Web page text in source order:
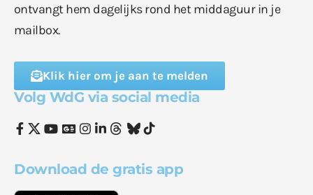
ontvangt hem dagelijks rond het middaguur in je
mailbox.
Klik hier om je aan te melden
Volg WdG via social media
Download de gratis app